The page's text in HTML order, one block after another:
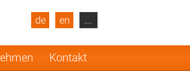
Kontakt
de en
Turkey
Netherlands
...